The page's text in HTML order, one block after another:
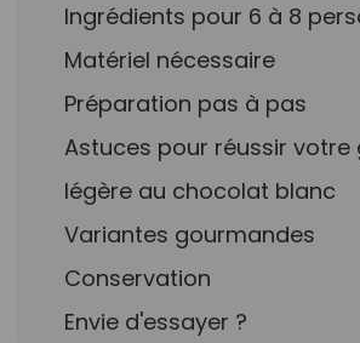
Ingrédients pour 6 à 8
Matériel nécessaire
Préparation pas à pas
Astuces pour réussir votre
légère au chocolat blanc
Variantes gourmandes
Conservation
Envie d'essayer ?